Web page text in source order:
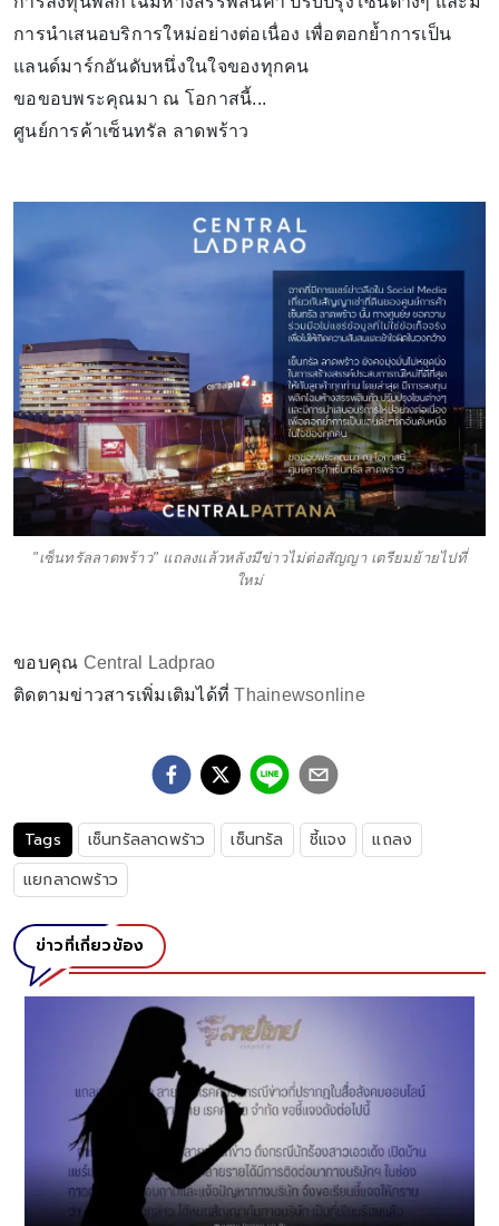
การนำเสนอบริการใหม่อย่างต่อเนื่อง เพื่อตอกย้ำการเป็น
แลนด์มาร์กอันดับหนึ่งในใจของทุกคน
ขอขอบพระคุณมา ณ โอกาสนี้...
ศูนย์การค้าเซ็นทรัล ลาดพร้าว
"เซ็นทรัลลาดพร้าว" แถลงแล้วหลังมีข่าวไม่ต่อสัญญา เตรียมย้ายไปที่
ใหม่
ขอบคุณ Central Ladprao
ติดตามข่าวสารเพิ่มเติมได้ที่Thainewsonline
Tags เซ็นทรัลลาดพร้าว เซ็นทรัล ชี้แจง
แถลง
แยกลาดพร้าว
ข่าวที่เกี่ยวข้อง